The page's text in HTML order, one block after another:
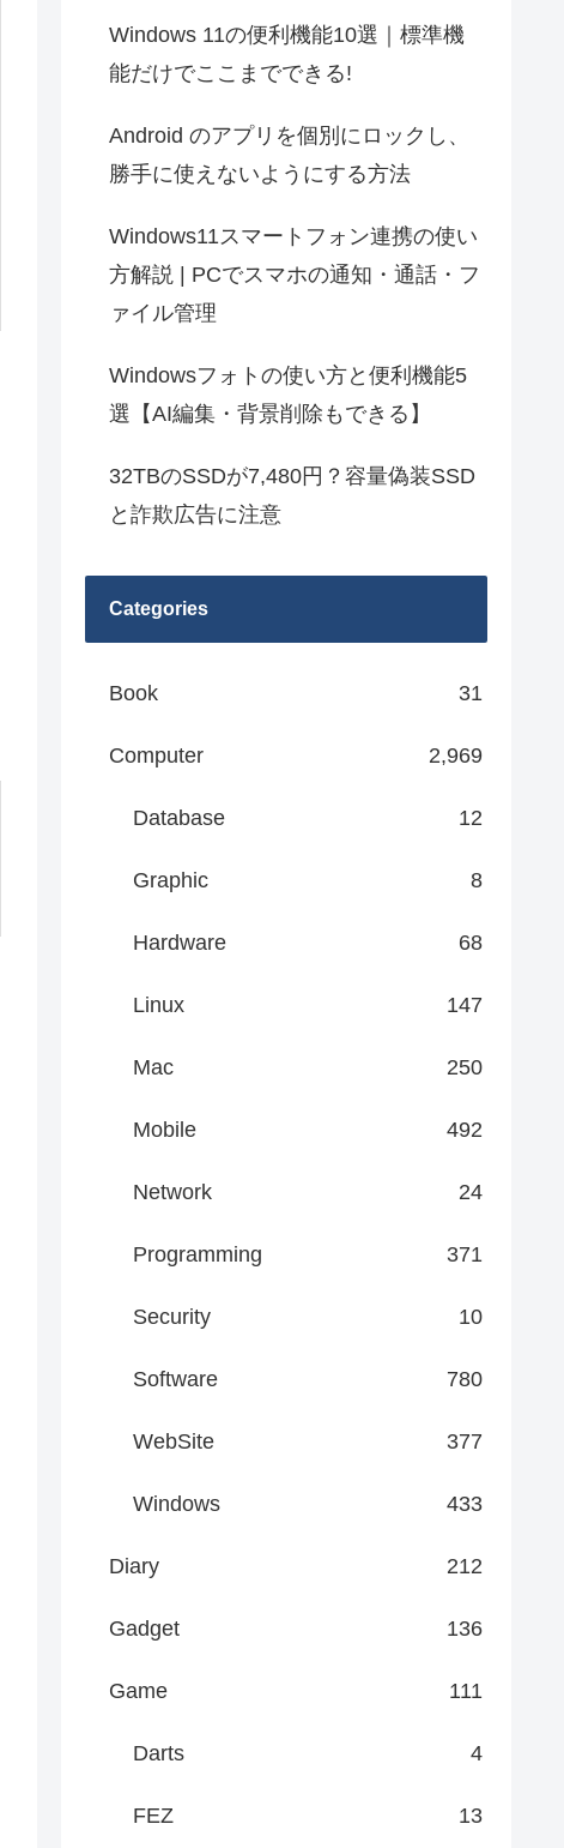
Windows 11の便利機能10選｜標準機
能だけでここまでできる!
Android のアプリを個別にロックし、
勝手に使えないようにする方法
Windows11スマートフォン連携の使い
方解説 | PCでスマホの通知・通話・フ
ァイル管理
Windowsフォトの使い方と便利機能5
選【AI編集・背景削除もできる】
32TBのSSDが7,480円？容量偽装SSD
と詐欺広告に注意
Categories
Book 31
Computer 2,969
Database 12
Graphic 8
Hardware 68
Linux 147
Mac 250
Mobile 492
Network 24
Programming 371
Security 10
Software 780
WebSite 377
Windows 433
Diary 212
Gadget 136
Game 111
Darts 4
FEZ 13